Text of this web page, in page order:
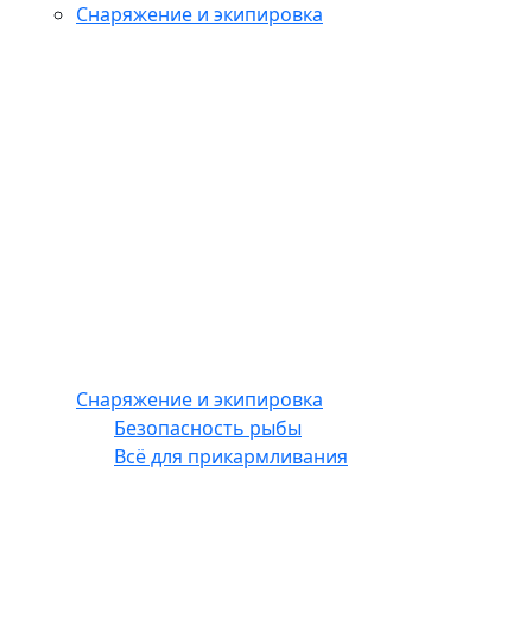
Снаряжение и экипировка
Снаряжение и экипировка
Безопасность рыбы
Всё для прикармливания